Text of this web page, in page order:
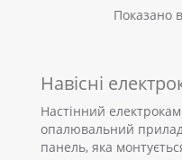
Показано
Навісні
Настінний
опалювальний
панель, яка